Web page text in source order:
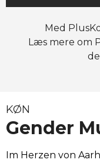
Med
Læs mere om
KØN
Gender
Im Herzen von